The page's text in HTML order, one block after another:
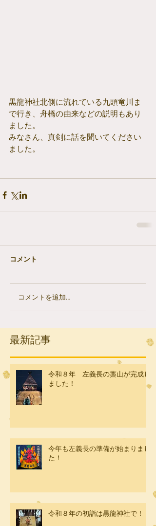
黒龍神社北側に流れている九頭竜川ま
で行き、舟橋の由来などの説明もあり
ました。
みなさん、真剣に話を聞いてください
ました。
コメント
コメントを追加…
最新記事
令和８年 左義長の藁山が完成し
ました！
今年も左義長の準備が始まりまし
た！
令和８年の初詣は黒龍神社で！